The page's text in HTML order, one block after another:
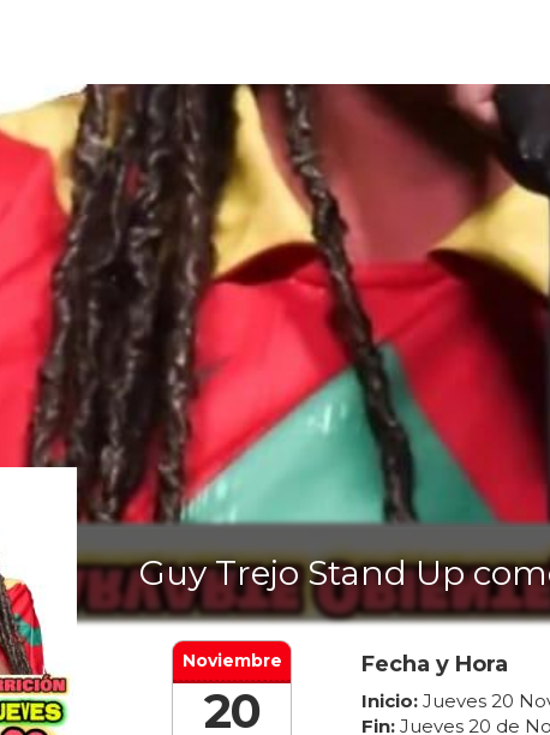
Guy Trejo Stand Up
Noviembre
20
Fecha y Hora
Inicio: Jueves 20
Fin: Jueves 20 de